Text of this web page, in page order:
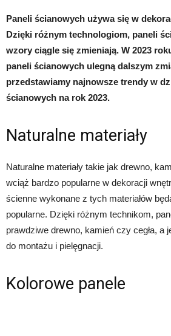
Paneli ścianowych używa się w
Dzięki różnym technologiom, paneli
wzory ciągle się zmieniają. W 2023
paneli ścianowych ulegną dalszym
przedstawiamy najnowsze trendy w
ścianowych na rok 2023.
Naturalne materiały
Naturalne materiały takie jak drewno,
wciąż bardzo popularne w dekoracji
ścienne wykonane z tych materiałów
popularne. Dzięki różnym technikom,
prawdziwe drewno, kamień czy cegła, a
do montażu i pielęgnacji.
Kolorowe panele